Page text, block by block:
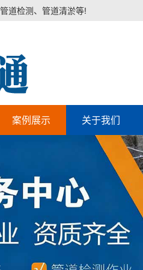
道检测、管道清淤等!
案例展示 关于我们